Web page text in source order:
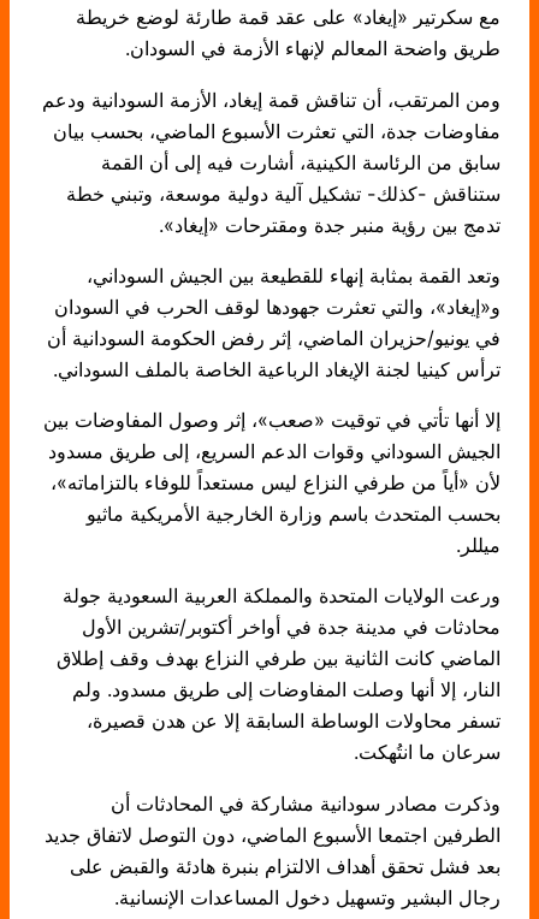
مع سكرتير «إيغاد» على عقد قمة طارئة لوضع خريطة
طريق واضحة المعالم لإنهاء الأزمة في السودان.
ومن المرتقب، أن تناقش قمة إيغاد، الأزمة السودانية ودعم
مفاوضات جدة، التي تعثرت الأسبوع الماضي، بحسب بيان
سابق من الرئاسة الكينية، أشارت فيه إلى أن القمة
ستناقش -كذلك- تشكيل آلية دولية موسعة، وتبني خطة
تدمج بين رؤية منبر جدة ومقترحات «إيغاد».
وتعد القمة بمثابة إنهاء للقطيعة بين الجيش السوداني،
و«إيغاد»، والتي تعثرت جهودها لوقف الحرب في السودان
في يونيو/حزيران الماضي، إثر رفض الحكومة السودانية أن
ترأس كينيا لجنة الإيغاد الرباعية الخاصة بالملف السوداني.
إلا أنها تأتي في توقيت «صعب»، إثر وصول المفاوضات بين
الجيش السوداني وقوات الدعم السريع، إلى طريق مسدود
لأن «أياً من طرفي النزاع ليس مستعداً للوفاء بالتزاماته»،
بحسب المتحدث باسم وزارة الخارجية الأمريكية ماثيو
ميللر.
ورعت الولايات المتحدة والمملكة العربية السعودية جولة
محادثات في مدينة جدة في أواخر أكتوبر/تشرين الأول
الماضي كانت الثانية بين طرفي النزاع بهدف وقف إطلاق
النار، إلا أنها وصلت المفاوضات إلى طريق مسدود. ولم
تسفر محاولات الوساطة السابقة إلا عن هدن قصيرة،
سرعان ما انتُهكت.
وذكرت مصادر سودانية مشاركة في المحادثات أن
الطرفين اجتمعا الأسبوع الماضي، دون التوصل لاتفاق جديد
بعد فشل تحقق أهداف الالتزام بنبرة هادئة والقبض على
رجال البشير وتسهيل دخول المساعدات الإنسانية.